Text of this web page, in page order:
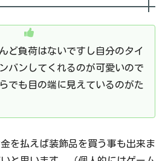
ど負荷はないですし自分のタイ
バンしてくれるのが可愛いので
でも目の端に見えているのがた
を払えば装飾品を買う事も出来ま